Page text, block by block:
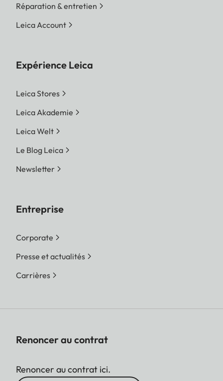
Réparation & entretien
Leica Account
Expérience Leica
Leica Stores
Leica Akademie
Leica Welt
Le Blog Leica
Newsletter
Entreprise
Corporate
Presse et actualités
Carrières
Renoncer au contrat
Renoncer au contrat ici.